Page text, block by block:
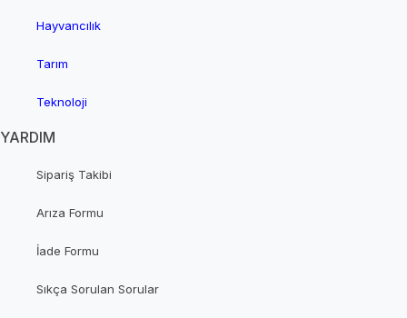
Hayvancılık
Tarım
Teknoloji
YARDIM
Sipariş Takibi
Arıza Formu
İade Formu
Sıkça Sorulan Sorular